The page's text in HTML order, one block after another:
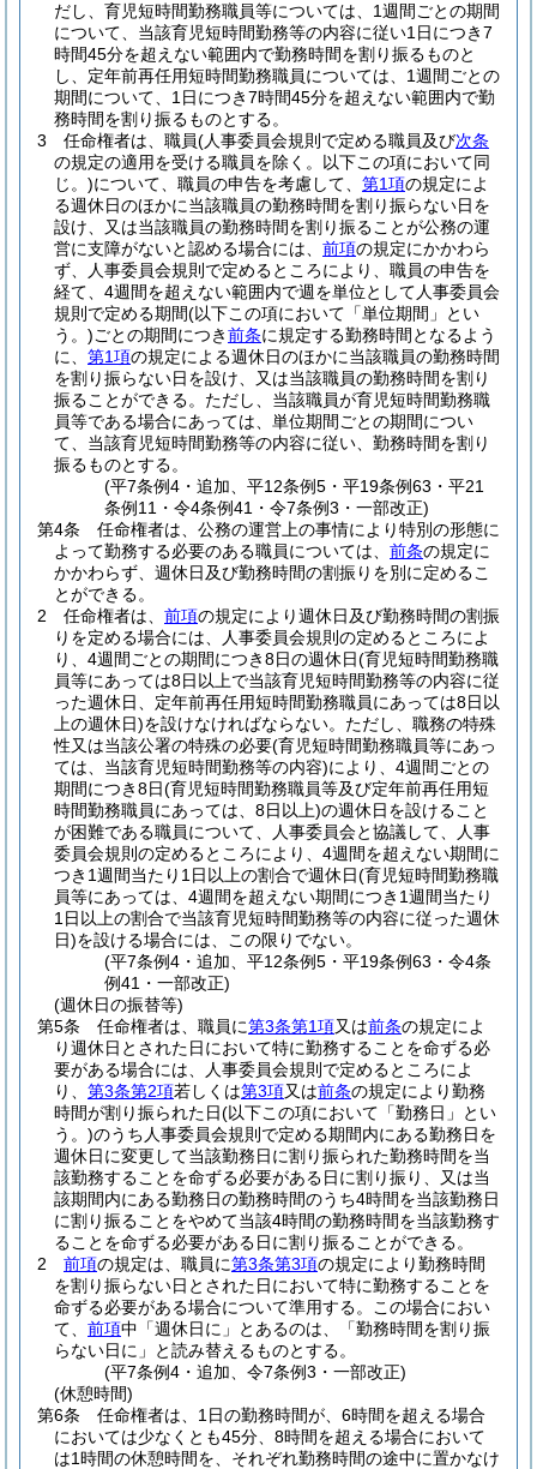
だし、育児短時間勤務職員等については、1週間ごとの期間
について、当該育児短時間勤務等の内容に従い1日につき7
時間45分を超えない範囲内で勤務時間を割り振るものと
し、定年前再任用短時間勤務職員については、1週間ごとの
期間について、1日につき7時間45分を超えない範囲内で勤
務時間を割り振るものとする。
3
任命権者は、職員(人事委員会規則で定める職員及び次条
の規定の適用を受ける職員を除く。以下この項において同
じ。)について、職員の申告を考慮して、 第1項の規定によ
る週休日のほかに当該職員の勤務時間を割り振らない日を
設け、又は当該職員の勤務時間を割り振ることが公務の運
営に支障がないと認める場合には、 前項の規定にかかわら
ず、人事委員会規則で定めるところにより、職員の申告を
経て、4週間を超えない範囲内で週を単位として人事委員会
規則で定める期間(以下この項において「単位期間」とい
う。)ごとの期間につき前条に規定する勤務時間となるよう
に、 第1項の規定による週休日のほかに当該職員の勤務時間
を割り振らない日を設け、又は当該職員の勤務時間を割り
振ることができる。 ただし、当該職員が育児短時間勤務職
員等である場合にあっては、単位期間ごとの期間につい
て、当該育児短時間勤務等の内容に従い、勤務時間を割り
振るものとする。
(平7条例4・追加、平12条例5・平19条例63・平21
条例11・令4条例41・令7条例3・一部改正)
第4条
任命権者は、公務の運営上の事情により特別の形態に
よって勤務する必要のある職員については、 前条の規定に
かかわらず、週休日及び勤務時間の割振りを別に定めるこ
とができる。
2
任命権者は、 前項の規定により週休日及び勤務時間の割振
りを定める場合には、人事委員会規則の定めるところによ
り、4週間ごとの期間につき8日の週休日(育児短時間勤務職
員等にあっては8日以上で当該育児短時間勤務等の内容に従
った週休日、定年前再任用短時間勤務職員にあっては8日以
上の週休日)を設けなければならない。 ただし、職務の特殊
性又は当該公署の特殊の必要(育児短時間勤務職員等にあっ
ては、当該育児短時間勤務等の内容)により、4週間ごとの
期間につき8日(育児短時間勤務職員等及び定年前再任用短
時間勤務職員にあっては、8日以上)の週休日を設けること
が困難である職員について、人事委員会と協議して、人事
委員会規則の定めるところにより、4週間を超えない期間に
つき1週間当たり1日以上の割合で週休日(育児短時間勤務職
員等にあっては、4週間を超えない期間につき1週間当たり
1日以上の割合で当該育児短時間勤務等の内容に従った週休
日)を設ける場合には、この限りでない。
(平7条例4・追加、平12条例5・平19条例63・令4条
例41・一部改正)
(週休日の振替等)
第5条
任命権者は、職員に第3条第1項又は前条の規定によ
り週休日とされた日において特に勤務することを命ずる必
要がある場合には、人事委員会規則で定めるところによ
り、 第3条第2項若しくは第3項又は前条の規定により勤務
時間が割り振られた日(以下この項において「勤務日」とい
う。)のうち人事委員会規則で定める期間内にある勤務日を
週休日に変更して当該勤務日に割り振られた勤務時間を当
該勤務することを命ずる必要がある日に割り振り、又は当
該期間内にある勤務日の勤務時間のうち4時間を当該勤務日
に割り振ることをやめて当該4時間の勤務時間を当該勤務す
ることを命ずる必要がある日に割り振ることができる。
2
前項の規定は、職員に第3条第3項の規定により勤務時間
を割り振らない日とされた日において特に勤務することを
命ずる必要がある場合について準用する。
この場合におい
て、 前項中「週休日に」とあるのは、「勤務時間を割り振
らない日に」と読み替えるものとする。
(平7条例4・追加、令7条例3・一部改正)
(休憩時間)
第6条
任命権者は、1日の勤務時間が、6時間を超える場合
においては少なくとも45分、8時間を超える場合において
は1時間の休憩時間を、それぞれ勤務時間の途中に置かなけ